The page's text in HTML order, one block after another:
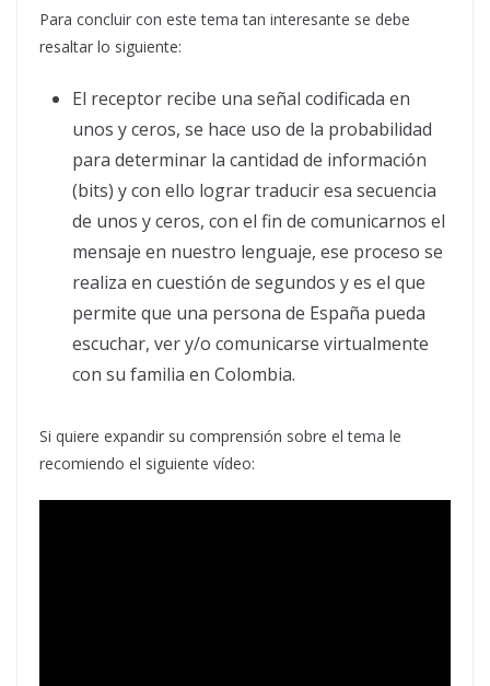
Para concluir con este tema tan interesante se debe
resaltar lo siguiente:
El receptor recibe una señal codificada en
unos y ceros, se hace uso de la probabilidad
para determinar la cantidad de información
(bits) y con ello lograr traducir esa secuencia
de unos y ceros, con el fin de comunicarnos el
mensaje en nuestro lenguaje, ese proceso se
realiza en cuestión de segundos y es el que
permite que una persona de España pueda
escuchar, ver y/o comunicarse virtualmente
con su familia en Colombia.
Si quiere expandir su comprensión sobre el tema le
recomiendo el siguiente vídeo: